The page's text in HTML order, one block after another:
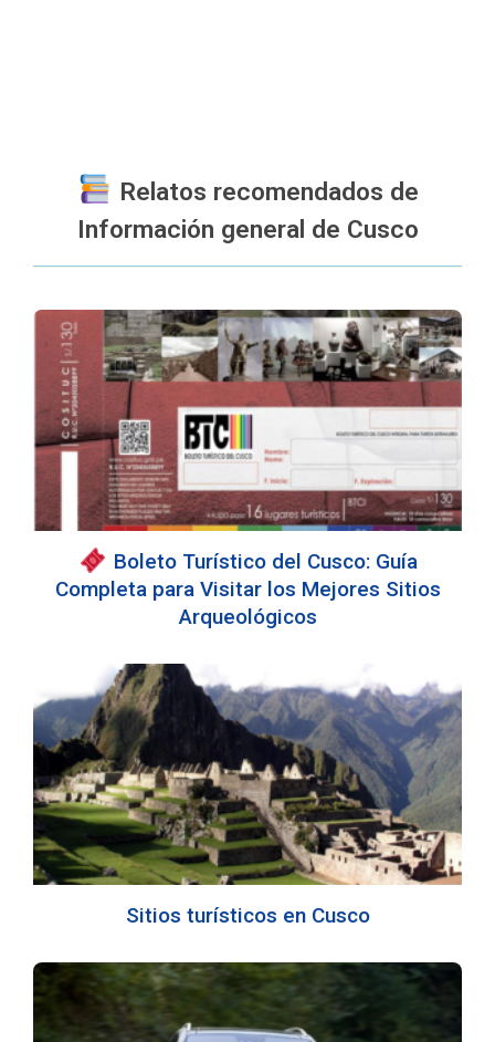
Relatos recomendados de
Información general de Cusco
️ Boleto Turístico del Cusco: Guía
Completa para Visitar los Mejores Sitios
Arqueológicos
Sitios turísticos en Cusco